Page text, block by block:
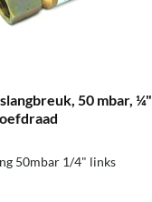
50 mbar, ¼"
50mbar 1/4" links